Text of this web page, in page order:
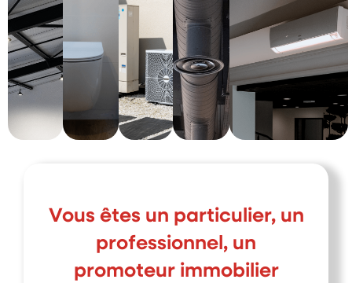
Vous êtes un particulier, un
professionnel, un
promoteur immobilier